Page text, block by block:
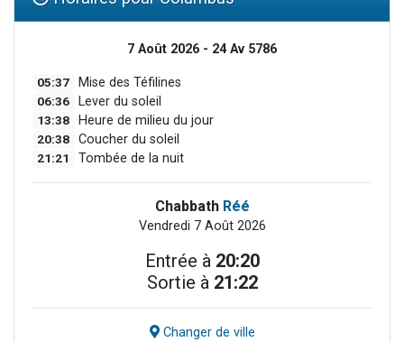
7 Août 2026 - 24 Av 5786
05:37 Mise des Téfilines
06:36 Lever du soleil
13:38 Heure de milieu du jour
20:38 Coucher du soleil
21:21 Tombée de la nuit
Chabbath Réé
Vendredi 7 Août 2026
Entrée à 20:20
Sortie à 21:22
Changer de ville